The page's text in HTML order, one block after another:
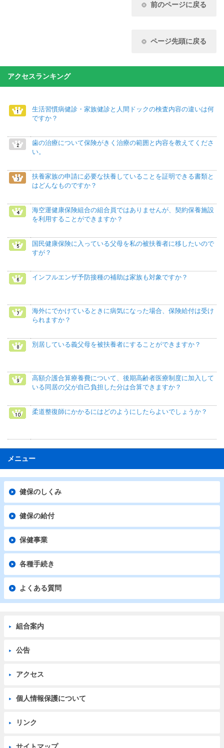
前のページに戻る
ページ先頭に戻る
アクセスランキング
生活習慣病健診・家族健診と人間ドックの検査内容の違いは何
ですか？
歯の治療について保険がきく治療の範囲と内容を教えてくださ
い。
扶養家族の申請に必要な扶養していることを証明できる書類と
はどんなものですか？
海空運健康保険組合の組合員ではありませんが、契約保養施設
を利用することができますか？
国民健康保険に入っている父母を私の被扶養者に移したいので
すが？
インフルエンザ予防接種の補助は家族も対象ですか？
海外にでかけているときに病気になった場合、保険給付は受け
られますか？
別居している義父母を被扶養者にすることができますか？
高額介護合算療養費について、後期高齢者医療制度に加入して
いる同居の父が自己負担した分は合算できますか？
柔道整復師にかかるにはどのようにしたらよいでしょうか？
メニュー
健保のしくみ
健保の給付
保健事業
各種手続き
よくある質問
組合案内
公告
アクセス
個人情報保護について
リンク